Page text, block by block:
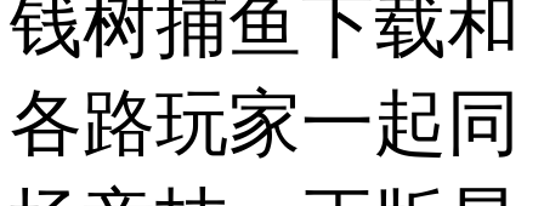
钱树捕鱼下载和
各路玩家一起同